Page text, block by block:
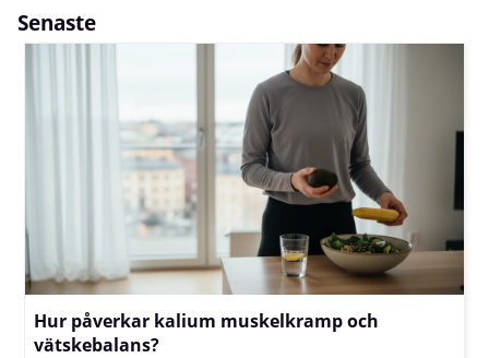
Senaste
Hur påverkar kalium muskelkramp och
vätskebalans?